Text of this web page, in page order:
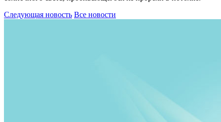
Следующая новость Все новости